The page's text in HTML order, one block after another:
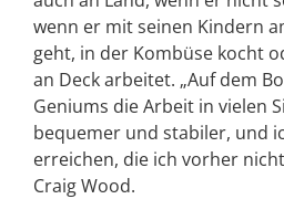
wenn er mit seinen Kindern
geht, in der Kombüse kocht
an Deck arbeitet. „Auf dem
Geniums die Arbeit in vielen
bequemer und stabiler, und
erreichen, die ich vorher
Craig Wood.